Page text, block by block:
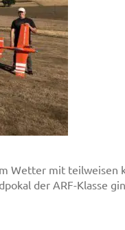
Wetter mit teilweisen
der ARF-Klasse